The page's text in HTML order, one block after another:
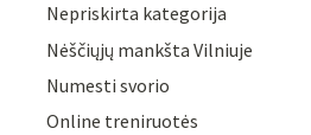
Nepriskirta kategorija
Nėščiųjų mankšta Vilniuje
Numesti svorio
Online treniruotės